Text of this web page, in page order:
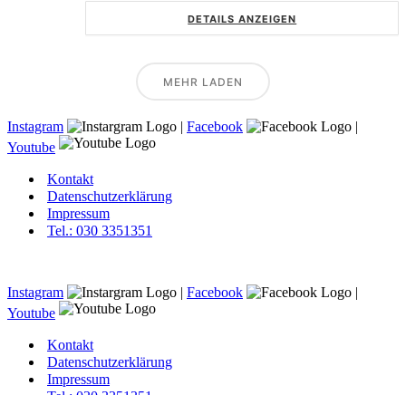
DETAILS ANZEIGEN
MEHR LADEN
Instagram | Facebook
|
Youtube
Kontakt
Datenschutzerklärung
Impressum
Tel.: 030 3351351
Instagram | Facebook
|
Youtube
Kontakt
Datenschutzerklärung
Impressum